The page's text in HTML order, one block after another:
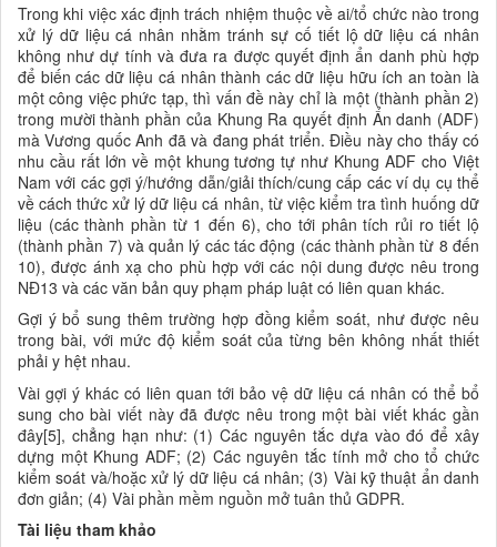
Trong khi việc xác định trách nhiệm thuộc về ai/tổ chức nào trong
xử lý dữ liệu cá nhân nhằm tránh sự cố tiết lộ dữ liệu cá nhân
không như dự tính và đưa ra được quyết định ẩn danh phù hợp
để biến các dữ liệu cá nhân thành các dữ liệu hữu ích an toàn là
một công việc phức tạp, thì vấn đề này chỉ là một (thành phần 2)
trong mười thành phần của Khung Ra quyết định Ẩn danh (ADF)
mà Vương quốc Anh đã và đang phát triển. Điều này cho thấy có
nhu cầu rất lớn về một khung tương tự như Khung ADF cho Việt
Nam với các gợi ý/hướng dẫn/giải thích/cung cấp các ví dụ cụ thể
về cách thức xử lý dữ liệu cá nhân, từ việc kiểm tra tình huống dữ
liệu (các thành phần từ 1 đến 6), cho tới phân tích rủi ro tiết lộ
(thành phần 7) và quản lý các tác động (các thành phần từ 8 đến
10), được ánh xạ cho phù hợp với các nội dung được nêu trong
NĐ13 và các văn bản quy phạm pháp luật có liên quan khác.
Gợi ý bổ sung thêm trường hợp đồng kiểm soát, như được nêu
trong bài, với mức độ kiểm soát của từng bên không nhất thiết
phải y hệt nhau.
Vài gợi ý khác có liên quan tới bảo vệ dữ liệu cá nhân có thể bổ
sung cho bài viết này đã được nêu trong một bài viết khác gần
đây[5], chẳng hạn như: (1) Các nguyên tắc dựa vào đó để xây
dựng một Khung ADF; (2) Các nguyên tắc tính mở cho tổ chức
kiểm soát và/hoặc xử lý dữ liệu cá nhân; (3) Vài kỹ thuật ẩn danh
đơn giản; (4) Vài phần mềm nguồn mở tuân thủ GDPR.
Tài liệu tham khảo